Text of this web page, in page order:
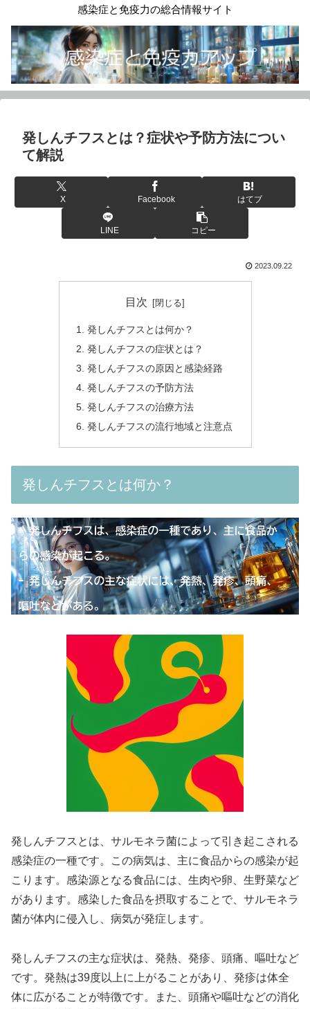
感染症と免疫力の総合情報サイト
発しんチフスとは？症状や予防方法につい
て解説
X Facebook はてブ
LINE コピー
2023.09.22
目次
発しんチフスとは何か？
発しんチフスの症状とは？
発しんチフスの原因と感染経路
発しんチフスの予防方法
発しんチフスの治療方法
発しんチフスの流行地域と注意点
発しんチフスとは何か？
発しんチフスとは、サルモネラ菌によって引き起こされる
感染症の一種です。この病気は、主に食品からの感染が起
こります。感染源となる食品には、生肉や卵、生野菜など
があります。感染した食品を摂取することで、サルモネラ
菌が体内に侵入し、病気が発症します。
発しんチフスの主な症状は、発熱、発疹、頭痛、嘔吐など
です。発熱は39度以上に上がることがあり、発疹は体全
体に広がることが特徴です。また、頭痛や嘔吐などの消化